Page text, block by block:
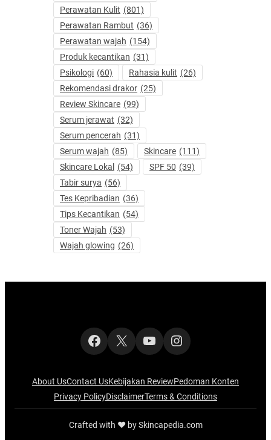
Perawatan Kulit (801)
Perawatan Rambut (36)
Perawatan wajah (154)
Produk kecantikan (31)
Psikologi (60) Rahasia kulit (26)
Rekomendasi drakor (25)
Review Skincare (99)
Serum jerawat (32)
Serum pencerah (31)
Serum wajah (85) Skincare (111)
Skincare Lokal
(54) SPF 50 (39)
Tabir surya (56)
Tes Kepribadian (36)
Tips Kecantikan (54)
Toner Wajah (53)
Wajah glowing (26)
Facebook
X YouTubeInstagram
About UsContact UsKebijakan ReviewPedoman Konten
Privacy PolicyDisclaimerTerms & Conditions
Crafted with ‪‪❤︎‬ by Skincapedia.com